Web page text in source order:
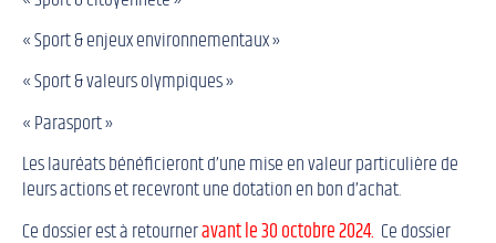
« Sport & enjeux environnementaux »
« Sport & valeurs olympiques »
« Parasport »
Les lauréats bénéficieront d’une mise en valeur particulière de
leurs actions et recevront une dotation en bon d’achat.
Ce dossier est à retourneravant le 30 octobre 2024. Ce dossier